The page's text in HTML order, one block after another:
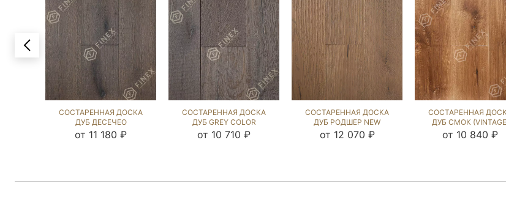
СОСТАРЕННАЯ ДОСКА
ДУБ ДЕСЕЧЕО
(WILDWOOD) 229115
от 11 180 ₽
СОСТАРЕННАЯ ДОСКА
ДУБ GREY COLOR
(WILDWOOD) 1035966
от 10 710 ₽
СОСТАРЕННАЯ ДОСКА
ДУБ РОДШЕР NEW
(VINTAGE) 1038673
от 12 070 ₽
СОСТАРЕННАЯ
ДУБ СМОК
109277
от 10 840 ₽